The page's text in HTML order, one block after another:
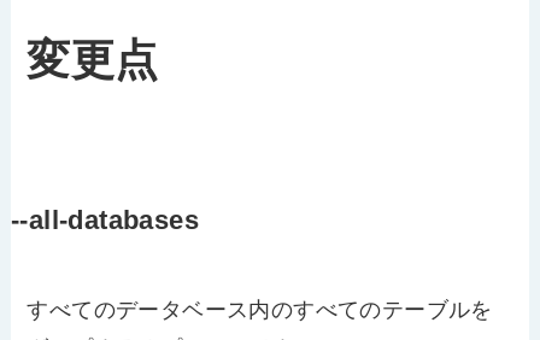
変更点
--all-databases
すべてのデータベース内のすべてのテーブルを